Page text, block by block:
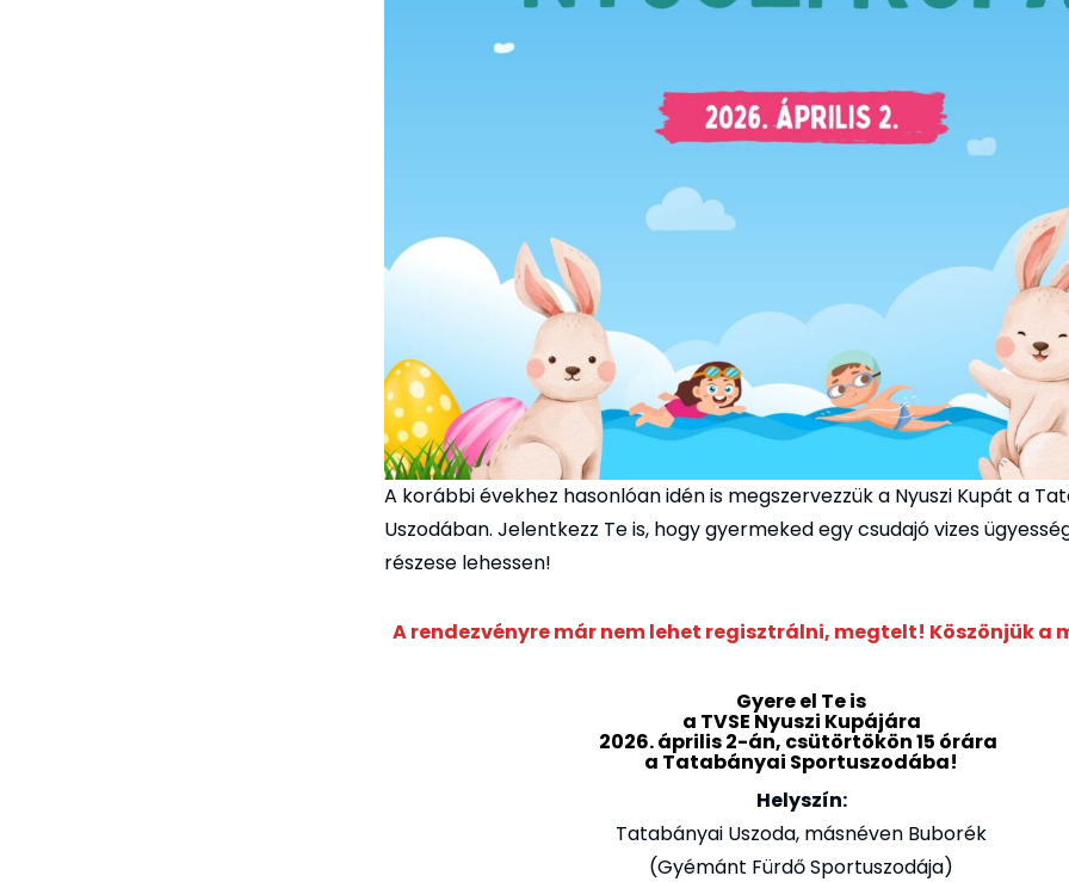
A korábbi évekhez hasonlóan idén is megszervezzük a Nyuszi Kupát a
Uszodában. Jelentkezz Te is, hogy gyermeked egy csudajó vizes
részese lehessen!
A rendezvényre már nem lehet regisztrálni, megtelt! Köszönjük a
Gyere el Te is
a TVSE Nyuszi Kupájára
2026. április 2-án, csütörtökön 15 órára
a Tatabányai Sportuszodába!
Helyszín:
Tatabányai Uszoda, másnéven Buborék
(Gyémánt Fürdő Sportuszodája)